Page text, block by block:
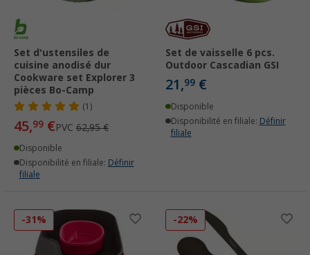
Set d'ustensiles de
cuisine anodisé dur
Cookware set Explorer 3
pièces Bo-Camp
(1)
45,99 €PVC 62,95 €
Disponible
Disponibilité en filiale: Définir
filiale
Set de vaisselle 6 pcs.
Outdoor Cascadian GSI
21,99 €
Disponible
Disponibilité en filiale: Définir
filiale
-31% -22%